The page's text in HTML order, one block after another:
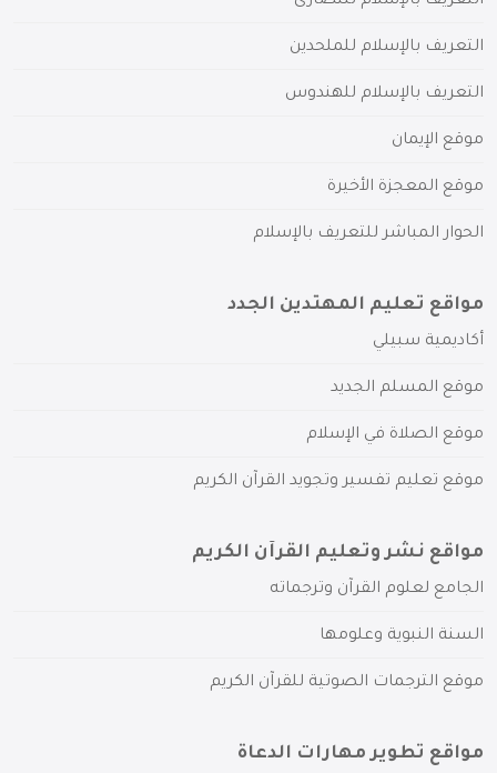
التعريف بالإسلام للملحدين
التعريف بالإسلام للهندوس
موقع الإيمان
موقع المعجزة الأخيرة
الحوار المباشر للتعريف بالإسلام
مواقع تعليم المهتدين الجدد
أكاديمية سبيلي
موقع المسلم الجديد
موقع الصلاة في الإسلام
موقع تعليم تفسير وتجويد القرآن الكريم
مواقع نشر وتعليم القرآن الكريم
الجامع لعلوم القرآن وترجماته
السنة النبوية وعلومها
موقع الترجمات الصوتية للقرآن الكريم
مواقع تطوير مهارات الدعاة